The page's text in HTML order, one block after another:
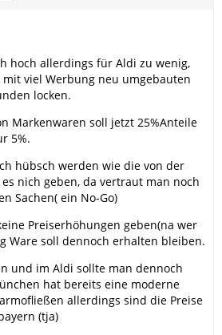
hoch allerdings für Aldi zu wenig,
viel Werbung neu umgebauten
locken.
Markenwaren soll jetzt 25%Anteile
5%.
hübsch werden wie die von der
nich geben, da vertraut man noch
Sachen( ein No-Go)
Preiserhöhungen geben(na wer
Ware soll dennoch erhalten bleiben.
und im Aldi sollte man dennoch
hat bereits eine moderne
allerdings sind die Preise
(tja)